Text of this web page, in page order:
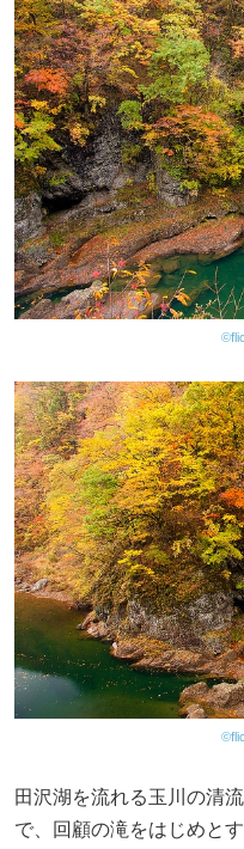
田沢湖を流れる玉川の清
で、回顧の滝をはじめと